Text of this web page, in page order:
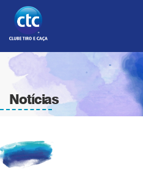
Notícias